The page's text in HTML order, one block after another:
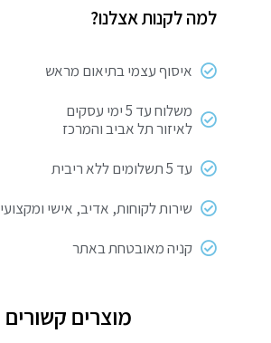
20X20X15
למה לקנות אצלנו?
איסוף עצמי בתיאום מראש
משלוח עד 5 ימי עסקים
לאיזור תל אביב והמרכז
עד 5 תשלומים ללא ריבית
שירות לקוחות, אדיב, אישי ומקצועי
קניה מאובטחת באתר
מוצרים קשורים